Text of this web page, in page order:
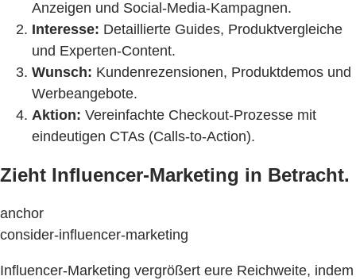
Anzeigen und Social-Media-Kampagnen.
Interesse: Detaillierte Guides, Produktvergleiche
und Experten-Content.
Wunsch: Kundenrezensionen, Produktdemos und
Werbeangebote.
Aktion: Vereinfachte Checkout-Prozesse mit
eindeutigen CTAs (Calls-to-Action).
Zieht Influencer-Marketing in Betracht.
anchor
consider-influencer-marketing
Influencer-Marketing vergrößert eure Reichweite, indem